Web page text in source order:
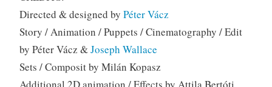
Directed & designed by Péter Vácz
Story / Animation / Puppets / Cinematography / Edit
by Péter Vácz &Joseph Wallace
Sets / Composit by Milán Kopasz
Additional 2D animation / Effects by Attila Bertóti